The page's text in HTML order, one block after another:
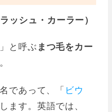
シュ・カーラー）
と呼ぶ まつ毛をカー
。
であって、「 ビウ
ます。英語では、